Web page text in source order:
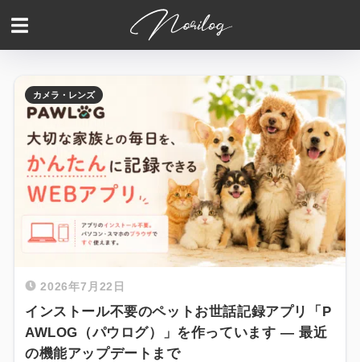
2026年7月22日
インストール不要のペットお世話記録アプリ「P
AWLOG（パウログ）」を作っています — 最近
の機能アップデートまで
カメラ・レンズ